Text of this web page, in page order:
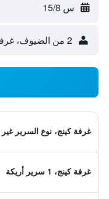
س 15/8
2 من الضيوف، غرفة واحدة
غرفة كينج، نوع السرير
غرفة كينج، 1 سرير أريكة